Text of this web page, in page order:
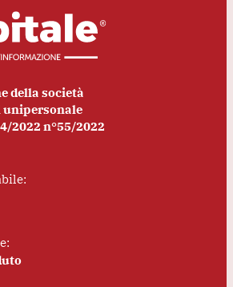
della società
unipersonale
2022 n°55/2022